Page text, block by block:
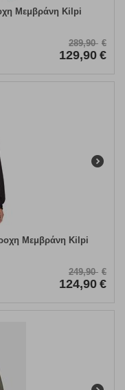
Μεμβράνη Kilpi
289,90 €
129,90 €
Μεμβράνη Kilpi
249,90 €
124,90 €